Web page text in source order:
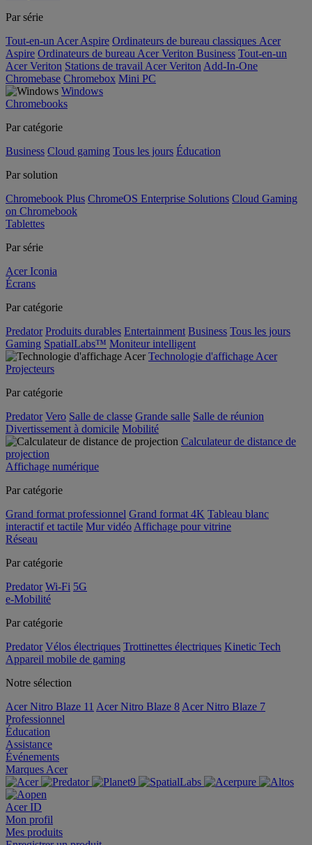
Par série
Tout-en-un Acer Aspire Ordinateurs de bureau classiques Acer
Aspire Ordinateurs de bureau Acer Veriton Business Tout-en-un
Acer Veriton Stations de travail Acer Veriton Add-In-One
Chromebase Chromebox Mini PC
Windows
Chromebooks
Par catégorie
Business Cloud gaming Tous les jours Éducation
Par solution
Chromebook Plus ChromeOS Enterprise Solutions Cloud Gaming
on Chromebook
Tablettes
Par série
Acer Iconia
Écrans
Par catégorie
Predator Produits durables Entertainment Business Tous les jours
Gaming SpatialLabs™ Moniteur intelligent
Technologie d'affichage Acer
Projecteurs
Par catégorie
Predator Vero Salle de classe Grande salle Salle de réunion
Divertissement à domicile Mobilité
Calculateur de distance de
projection
Affichage numérique
Par catégorie
Grand format professionnel Grand format 4K Tableau blanc
interactif et tactile Mur vidéo Affichage pour vitrine
Réseau
Par catégorie
Predator Wi-Fi 5G
e-Mobilité
Par catégorie
Predator Vélos électriques Trottinettes électriques Kinetic Tech
Appareil mobile de gaming
Notre sélection
Acer Nitro Blaze 11 Acer Nitro Blaze 8 Acer Nitro Blaze 7
Professionnel
Éducation
Assistance
Événements
Marques Acer
Acer ID
Mon profil
Mes produits